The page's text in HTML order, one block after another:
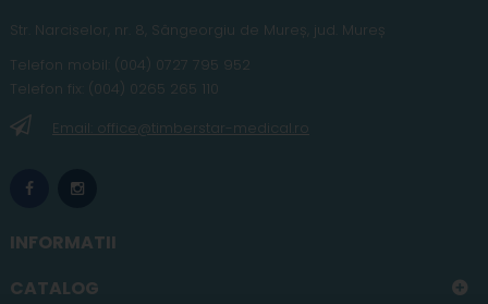
Str. Narciselor, nr. 8, Sângeorgiu de Mureș jud . Mureș
Telefon mobil (004) 0727 795 952
Telefon fix: (004) 0265 265 110
Email: office@timberstar-medical.ro
INFORMATII
CATALOG